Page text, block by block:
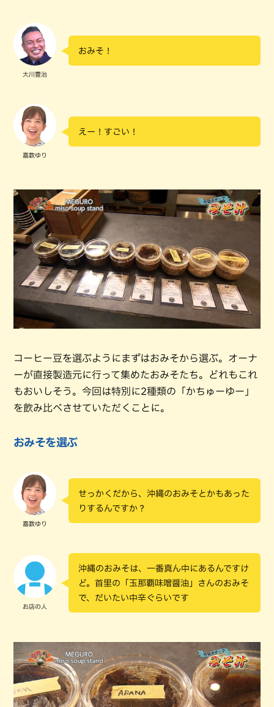
大川豊治
おみそ！
嘉数ゆり
えー！すごい！
コーヒー豆を選ぶようにまずはおみそから選ぶ。オーナ
ーが直接製造元に行って集めたおみそたち。どれもこれ
もおいしそう。今回は特別に2種類の「かちゅーゆー」
を飲み比べさせていただくことに。
おみそを選ぶ
嘉数ゆり
せっかくだから、沖縄のおみそとかもあった
りするんですか？
お店の人
沖縄のおみそは、一番真ん中にあるんですけ
ど。首里の「玉那覇味噌醤油」さんのおみそ
で、だいたい中辛ぐらいです